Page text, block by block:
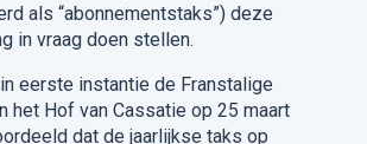
als “abonnementstaks”) deze
in vraag doen stellen.
eerste instantie de Franstalige
het Hof van Cassatie op 25 maart
dat de jaarlijkse taks op